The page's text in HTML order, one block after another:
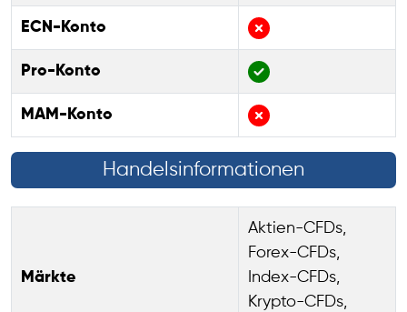
ECN-Konto
Pro-Konto
MAM-Konto
Handelsinformationen
Märkte
Aktien-CFDs,
Forex-CFDs,
Index-CFDs,
Krypto-CFDs,